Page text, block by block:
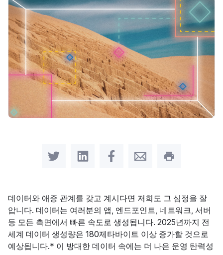
Share on TwitterShare on LinkedIn
Share on Facebook
Share by Email
Print this
데이터와 애증 관계를 갖고 계시다면 저희도 그 심정을 잘
압니다. 데이터는 여러분의 앱, 엔드포인트, 네트워크, 서버
등 모든 측면에서 빠른 속도로 생성됩니다. 2025년까지 전
세계 데이터 생성량은 180제타바이트 이상 증가할 것으로
예상됩니다.* 이 방대한 데이터 속에는 더 나은 운영 탄력성